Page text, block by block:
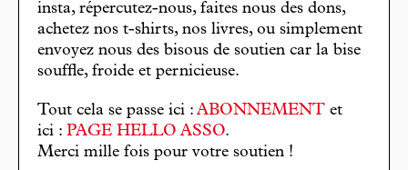
insta, répercutez-nous, faites nous des dons,
achetez nos t-shirts, nos livres, ou simplement
envoyez nous des bisous de soutien car la bise
souffle, froide et pernicieuse.
Tout cela se passe ici : ABONNEMENT et
ici : PAGE HELLO ASSO.
Merci mille fois pour votre soutien !